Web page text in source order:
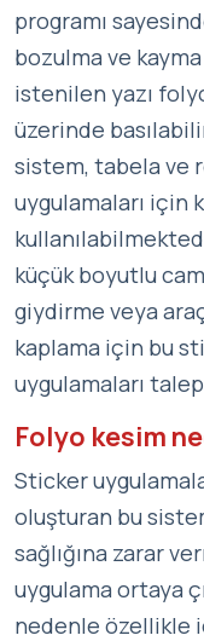
programı
bozulma ve
istenilen yazı
üzerinde
sistem, tabela ve
uygulamaları için
küçük boyutlu
giydirme veya
kaplama için bu
uygulamaları
Folyo kesim
Sticker
oluşturan bu
sağlığına zarar
uygulama ortaya
nedenle özellikle